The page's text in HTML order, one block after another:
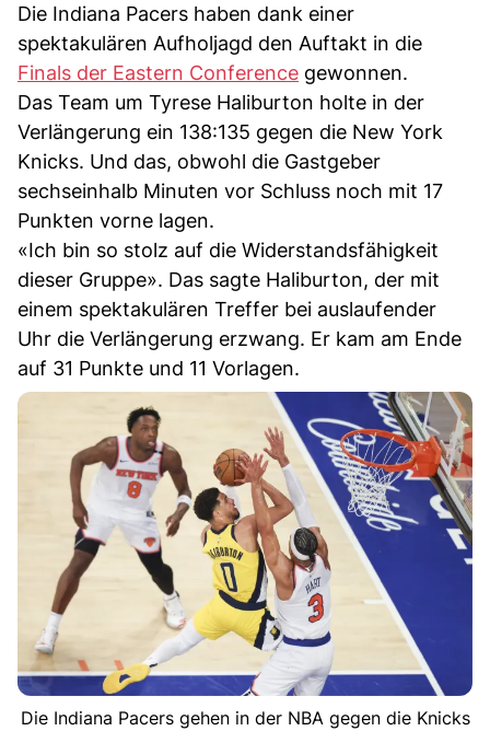
Die Indiana Pacers haben dank einer
spektakulären Aufholjagd den Auftakt in die
Finals der Eastern Conference gewonnen.
Das Team um Tyrese Haliburton holte in der
Verlängerung ein 138:135 gegen die New York
Knicks. Und das, obwohl die Gastgeber
sechseinhalb Minuten vor Schluss noch mit 17
Punkten vorne lagen.
«Ich bin so stolz auf die Widerstandsfähigkeit
dieser Gruppe». Das sagte Haliburton, der mit
einem spektakulären Treffer bei auslaufender
Uhr die Verlängerung erzwang. Er kam am Ende
auf 31 Punkte und 11 Vorlagen.
Die Indiana Pacers gehen in der NBA gegen die Knicks